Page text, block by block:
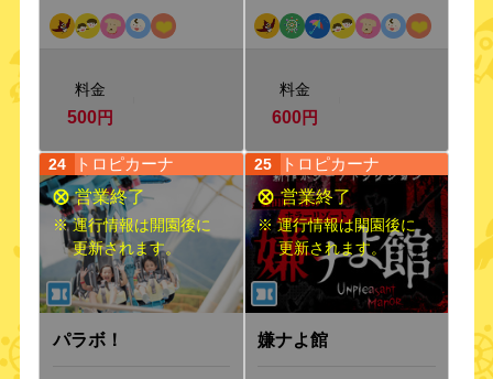
料金
500円
料金
600円
24 トロピカーナ
※ 運行情報は開園後に
更新されます。
パラボ！
25 トロピカーナ
※ 運行情報は開園後に
更新されます。
嫌ナよ館